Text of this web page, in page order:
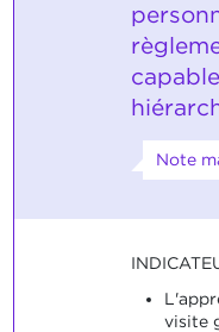
Note
visite